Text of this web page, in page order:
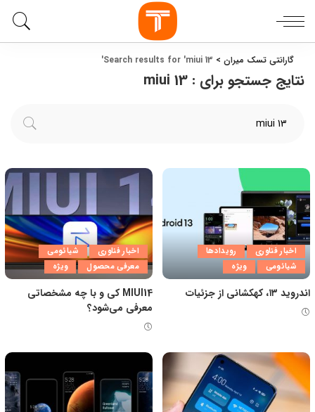
گارانتی تسک میران >
Search results for 'miui 13'
نتایج جستجو برای : miui 13
اخبار فناوری
رویدادها
شیائومی
ویژه
اندروید ۱۳، کهکشانی از جزئیات
اخبار فناوری
شیائومی
معرفی محصول
ویژه
MIUI14 کی و با چه مشخصاتی
معرفی می‌شود؟